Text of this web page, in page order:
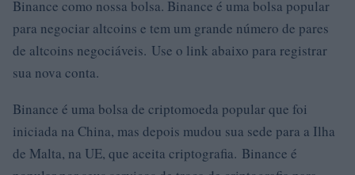
Binance como nossa bolsa. Binance é uma bolsa popular
para negociar altcoins e tem um grande número de pares
de altcoins negociáveis. Use o link abaixo para registrar
sua nova conta.
Binance é uma bolsa de criptomoeda popular que foi
iniciada na China, mas depois mudou sua sede para a Ilha
de Malta, na UE, que aceita criptografia. Binance é